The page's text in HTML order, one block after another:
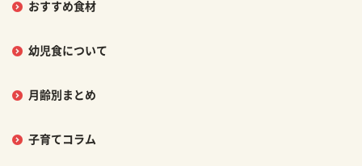
おすすめ食材
幼児食について
月齢別まとめ
子育てコラム